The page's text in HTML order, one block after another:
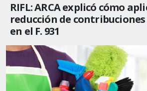
RIFL: ARCA explicó cómo
reducción de
en el F. 931